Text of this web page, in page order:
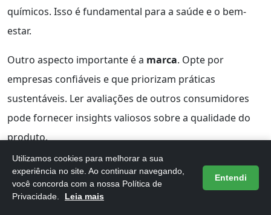
químicos. Isso é fundamental para a saúde e o bem-
estar.
Outro aspecto importante é a marca. Opte por
empresas confiáveis e que priorizam práticas
sustentáveis. Ler avaliações de outros consumidores
pode fornecer insights valiosos sobre a qualidade do
produto.
textura da farinha também é relevante; uma farinha
de boa qualidade deve ser fina e homogênea. Além
disso, atente-se àdata de validade
Utilizamos cookies para melhorar a sua
experiência no site. Ao continuar navegando,
você concorda com a nossa Política de
Privacidade.
Leia mais
Entendi